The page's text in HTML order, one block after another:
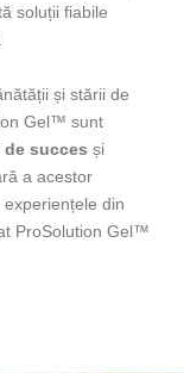
soluții fiabile
și stării de
Gel™ sunt
succes și
a acestor
din
ProSolution Gel™